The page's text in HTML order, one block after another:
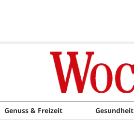
Genuss & Freizeit Gesundheit